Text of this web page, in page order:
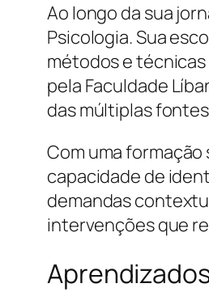
Ao longo da sua
Psicologia. Sua
métodos e
pela Faculdade
das múltiplas
Com uma
capacidade de
demandas
intervenções que